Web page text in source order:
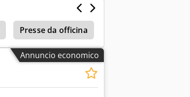
Presse da officina
Annuncio economico